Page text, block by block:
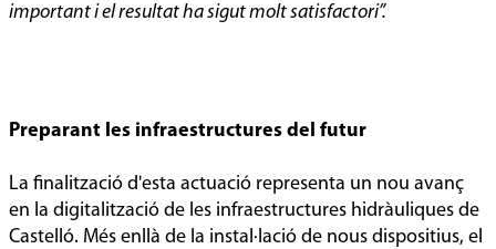
important i el resultat ha sigut molt satisfactori”.
Preparant les infraestructures del futur
La finalització d'esta actuació representa un nou avanç
en la digitalització de les infraestructures hidràuliques de
Castelló. Més enllà de la instal·lació de nous dispositius, el